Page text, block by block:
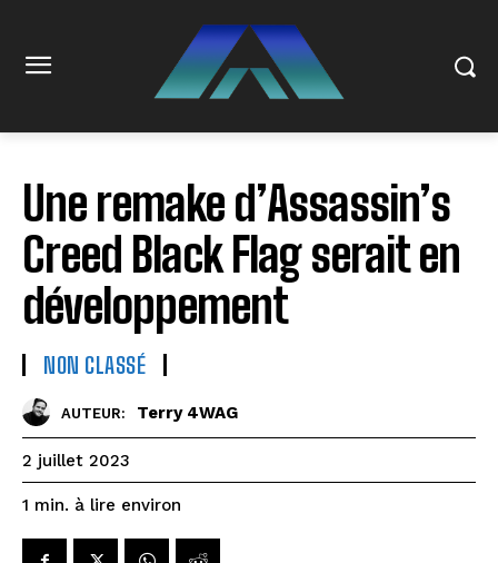
Une remake d’Assassin’s
Creed Black Flag serait en
développement
NON CLASSÉ
AUTEUR: Terry 4WAG
2 juillet 2023
1 min. à lire environ